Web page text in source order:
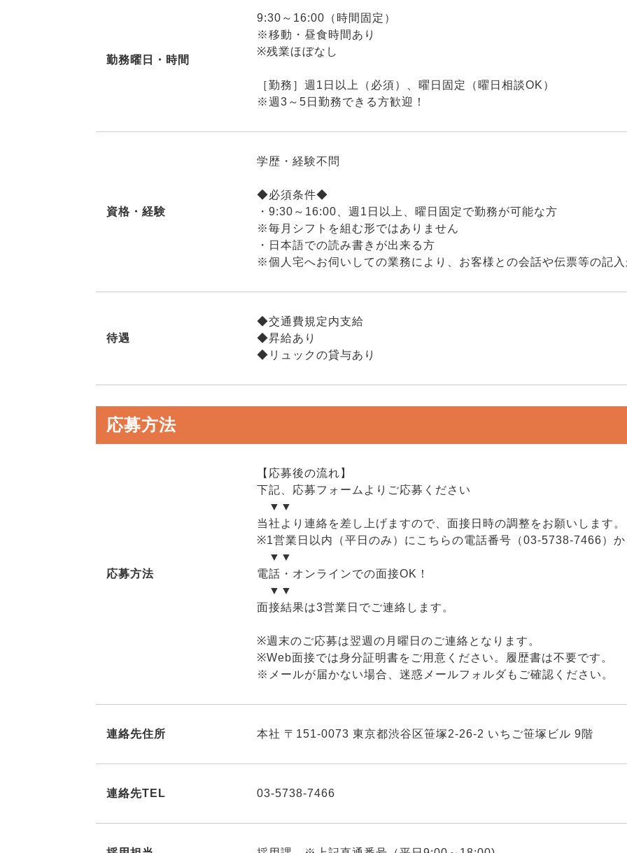
勤務曜日・時間
9:30～16:00（時間固定）
※移動・昼食時間あり
※残業ほぼなし
［勤務］週1日以上（必須）、曜日固定（曜日相談OK）
※週3～5日勤務できる方歓迎！
資格・経験
学歴・経験不問
◆必須条件◆
・9:30～16:00、週1日以上、曜日固定で勤務が可能な方
※毎月シフトを組む形ではありません
・日本語での読み書きが出来る方
※個人宅へお伺いしての業務により、お客様との会話や伝票等の記
待遇
◆交通費規定内支給
◆昇給あり
◆リュックの貸与あり
応募方法
応募方法
【応募後の流れ】
下記、応募フォームよりご応募ください
▼▼
当社より連絡を差し上げますので、面接日時の調整をお願いします。
※1営業日以内（平日のみ）にこちらの電話番号（03-5738-7466）
▼▼
電話・オンラインでの面接OK！
▼▼
面接結果は3営業日でご連絡します。
※週末のご応募は翌週の月曜日のご連絡となります。
※Web面接では身分証明書をご用意ください。履歴書は不要です。
※メールが届かない場合、迷惑メールフォルダもご確認ください。
連絡先住所 本社 〒151-0073 東京都渋谷区笹塚2-26-2 いちご笹塚ビル 9階
連絡先TEL 03-5738-7466